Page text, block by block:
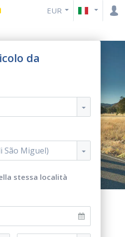
EUR
da
São Miguel)
stessa località